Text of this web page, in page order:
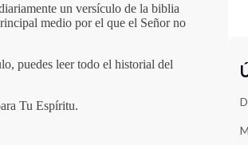
un versículo de la biblia
medio por el que el Señor no
puedes leer todo el historial del
Tu Espíritu.